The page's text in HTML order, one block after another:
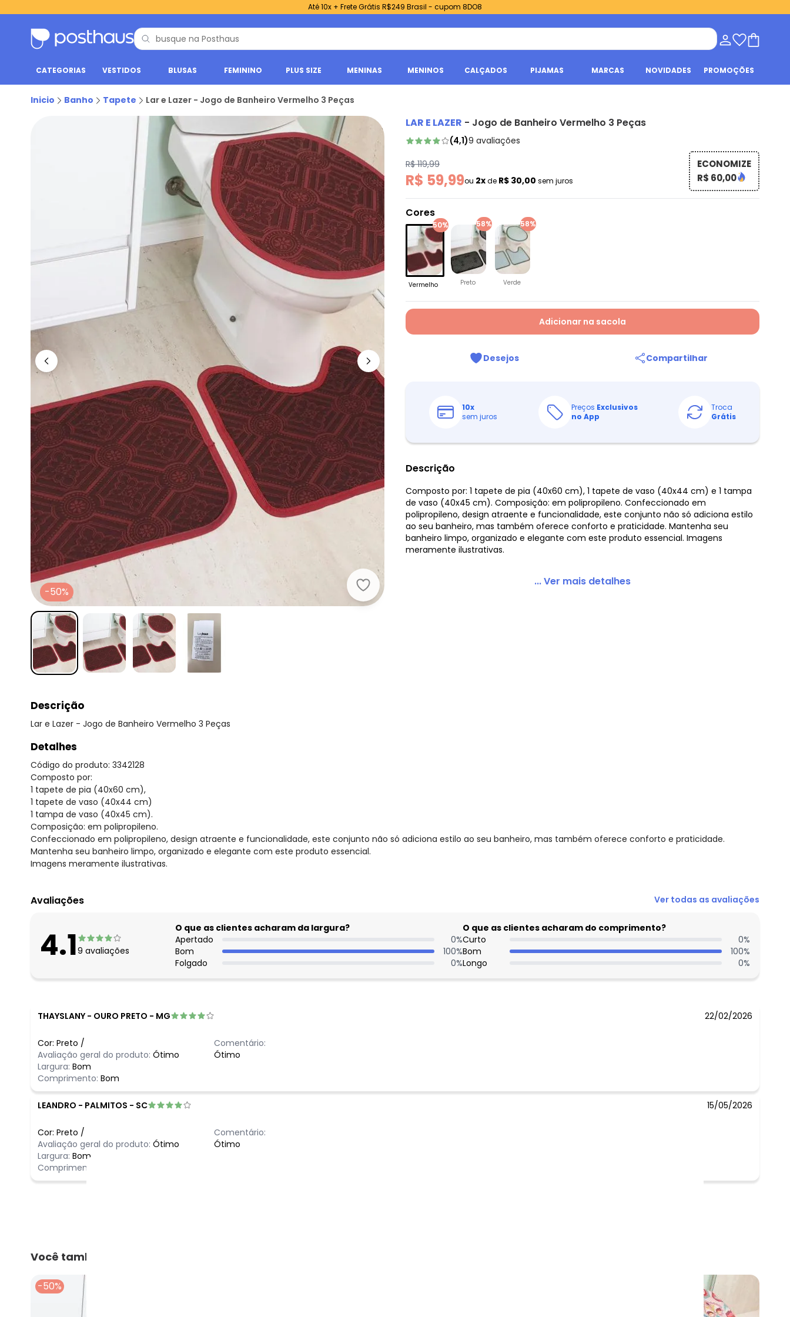
Até 10x + Frete Grátis R$249 Brasil - cupom 8DO8
CATEGORIAS VESTIDOS BLUSAS FEMININO PLUS SIZE MENINAS MENINOS CALÇADOS PIJAMAS MARCAS NOVIDADES PROMOÇÕES
Inicio Banho Tapete Lar e Lazer - Jogo de Banheiro Vermelho 3 Peças
Lar e Lazer - Jogo de Banheiro Vermelho 3 Peças
-50%
LAR E LAZER - Jogo de Banheiro Vermelho 3 Peças
(4,1)9 avaliações
R$ 119,99
R$ 59,99ou 2xde R$ 30,00 sem juros
ECONOMIZE
R$ 60,00
Cores
50%
Vermelho
58%
Preto
58%
Verde
Adicionar na sacola
Desejos Compartilhar
10x
sem juros
Preços Exclusivos
no App
Troca
Grátis
Descrição
Composto por: 1 tapete de pia (40x60 cm), 1 tapete de vaso (40x44 cm) e 1 tampa
de vaso (40x45 cm). Composição: em polipropileno. Confeccionado em
polipropileno, design atraente e funcionalidade, este conjunto não só adiciona estilo
ao seu banheiro, mas também oferece conforto e praticidade. Mantenha seu
banheiro limpo, organizado e elegante com este produto essencial. Imagens
meramente ilustrativas.
... Ver mais detalhes
Descrição
Lar e Lazer - Jogo de Banheiro Vermelho 3 Peças
Detalhes
Código do produto: 3342128
Composto por:
1 tapete de pia (40x60 cm),
1 tapete de vaso (40x44 cm)
1 tampa de vaso (40x45 cm).
Composição: em polipropileno.
Confeccionado em polipropileno, design atraente e funcionalidade, este conjunto não só adiciona estilo ao seu banheiro, mas também oferece conforto e praticidade.
Mantenha seu banheiro limpo, organizado e elegante com este produto essencial.
Imagens meramente ilustrativas.
Avaliações Ver todas as avaliações
4.19 avaliações
O que as clientes acharam da largura?
Apertado
0%
Bom
100%
Folgado
0%
O que as clientes acharam do comprimento?
Curto
0%
Bom
100%
Longo
0%
THAYSLANY - OURO PRETO - MG 22/02/2026
Cor: Preto /
Avaliação geral do produto: Ótimo
Largura: Bom
Comprimento: Bom
Comentário:
Ótimo
LEANDRO - PALMITOS - SC 15/05/2026
Cor: Preto /
Avaliação geral do produto: Ótimo
Largura: Bom
Comprimento:
Comentário:
Ótimo
Você também pode gostar
-50%